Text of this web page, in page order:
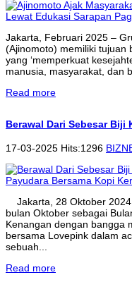
Jakarta, Februari 2025 –
(Ajinomoto) memiliki tujuan
yang ‘memperkuat
manusia, masyarakat, dan
Read more
Berawal Dari Sebesar
17-03-2025 Hits:1296
Jakarta, 28 Oktober
bulan Oktober sebagai
Kenangan dengan bangga
bersama Lovepink dalam
sebuah...
Read more